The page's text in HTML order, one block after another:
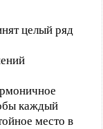
целый ряд
каждый
место в